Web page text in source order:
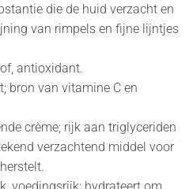
die de huid verzacht en
van rimpels en fijne lijntjes
antioxidant.
bron van vitamine C en
crème; rijk aan triglyceriden
verzachtend middel voor
voedingsrijk; hydrateert om